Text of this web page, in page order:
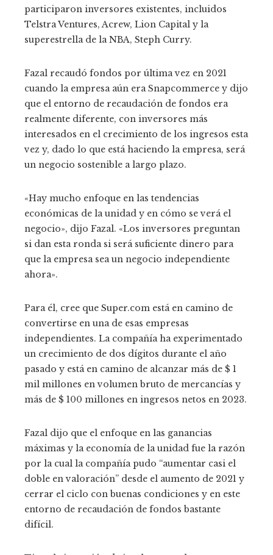
participaron inversores existentes, incluidos
Telstra Ventures, Acrew, Lion Capital y la
superestrella de la NBA, Steph Curry.
Fazal recaudó fondos por última vez en 2021
cuando la empresa aún era Snapcommerce y dijo
que el entorno de recaudación de fondos era
realmente diferente, con inversores más
interesados ​​en el crecimiento de los ingresos esta
vez y, dado lo que está haciendo la empresa, será
un negocio sostenible a largo plazo.
«Hay mucho enfoque en las tendencias
económicas de la unidad y en cómo se verá el
negocio», dijo Fazal. «Los inversores preguntan
si dan esta ronda si será suficiente dinero para
que la empresa sea un negocio independiente
ahora».
Para él, cree que Super.com está en camino de
convertirse en una de esas empresas
independientes. La compañía ha experimentado
un crecimiento de dos dígitos durante el año
pasado y está en camino de alcanzar más de $ 1
mil millones en volumen bruto de mercancías y
más de $ 100 millones en ingresos netos en 2023.
Fazal dijo que el enfoque en las ganancias
máximas y la economía de la unidad fue la razón
por la cual la compañía pudo “aumentar casi el
doble en valoración” desde el aumento de 2021 y
cerrar el ciclo con buenas condiciones y en este
entorno de recaudación de fondos bastante
difícil.